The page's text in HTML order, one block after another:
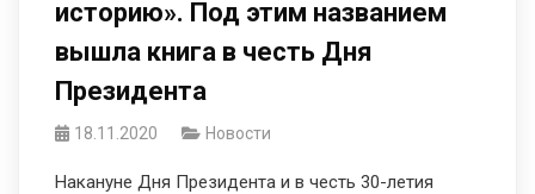
историю». Под этим названием
вышла книга в честь Дня
Президента
18.11.2020 Новости
Накануне Дня Президента и в честь 30-летия